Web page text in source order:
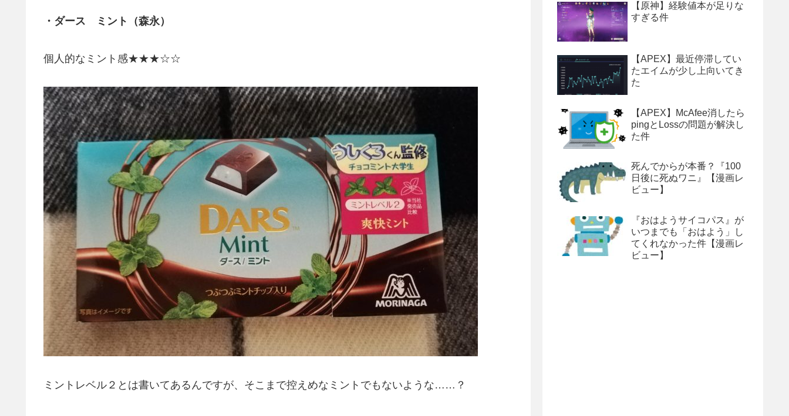
・ダース ミント（森永）
個人的なミント感★★★☆☆
ミントレベル２とは書いてあるんですが、そこまで控えめなミントでもないような……？
【原神】経験値本が足りな
すぎる件
【APEX】最近停滞してい
たエイムが少し上向いてき
た
【APEX】McAfee消したら
pingとLossの問題が解決し
た件
死んでからが本番？『100
日後に死ぬワニ』【漫画レ
ビュー】
『おはようサイコパス』が
いつまでも「おはよう」し
てくれなかった件【漫画レ
ビュー】